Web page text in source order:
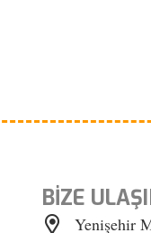
BİZE
Yenişehir